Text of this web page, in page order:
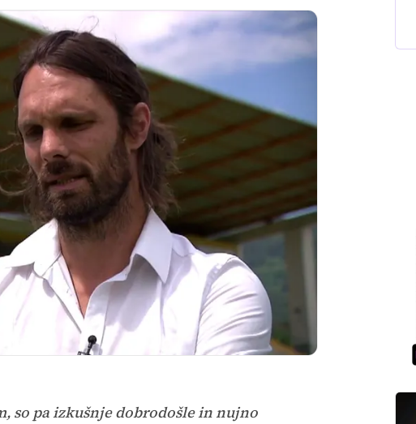
so pa izkušnje dobrodošle in nujno
pustolovski